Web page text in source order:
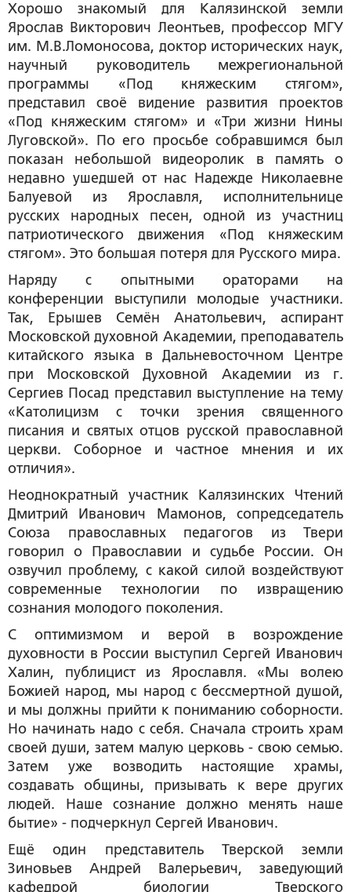
Хорошо знакомый для Калязинской земли
Я рослав Викторович Леонтьев, профессор МГУ
им. М.В.Ломоносова, доктор исторических наук,
научный руководитель межрегиональной
программы «Под княжеским стягом»,
представил своё видение развития проектов
«Под княжеским стягом» и «Три жизни Нины
Луговской». По его просьбе собравшимся был
показан небольшой видеоролик в память о
недавно ушедшей от нас Надежде Николаевне
Балуевой из Ярославля, исполнительнице
русских народных песен, одной из участниц
патриотического движения «Под княжеским
стягом». Это большая потеря для Русского мира.
Наряду с опытными ораторами на
конференции выступили молодые участники.
Так,
Ерышев Семён Анатольевич, аспирант
Московской духовной Академии, преподаватель
китайского языка в Дальневосточном Центре
при Московской Духовной Академии из г.
Сергиев Посад представил выступление на тему
«Католицизм с точки зрения священного
писания и святых отцов русской православной
церкви. Соборное и частное мнения и их
отличия».
Неоднократный участник Калязинских Чтений
Дмитрий Иванович Мамонов, сопредседатель
Союза православных педагогов из Твери
говорил о Православии и судьбе России. Он
озвучил проблему, с какой силой воздействуют
современные технологии по извращению
сознания молодого поколения.
С оптимизмом и верой в возрождение
духовности в России выступил Сергей Иванович
Халин, публицист из Ярославля. « Мы волею
Божией народ, мы народ с бессмертной душой,
и мы должны прийти к пониманию соборности.
Но начинать надо с себя. Сначала строить храм
своей души, затем малую церковь - свою семью.
Затем уже возводить настоящие храмы,
создавать общины, призывать к вере других
людей. Наше сознание должно менять наше
бытие» - подчеркнул Сергей Иванович.
Ещё один представитель Тверской земли
Зиновьев Андрей Валерьевич, заведующий
кафедрой биологии Тверского